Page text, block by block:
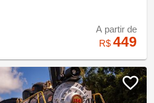
A partir de
R$ 449